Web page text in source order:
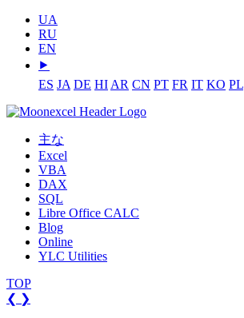
UA
RU
EN
⯈
ES JA DE HI AR CN PT FR IT KO PL
主な
Excel
VBA
DAX
SQL
Libre Office CALC
Blog
Online
YLC Utilities
TOP
❮ ❯